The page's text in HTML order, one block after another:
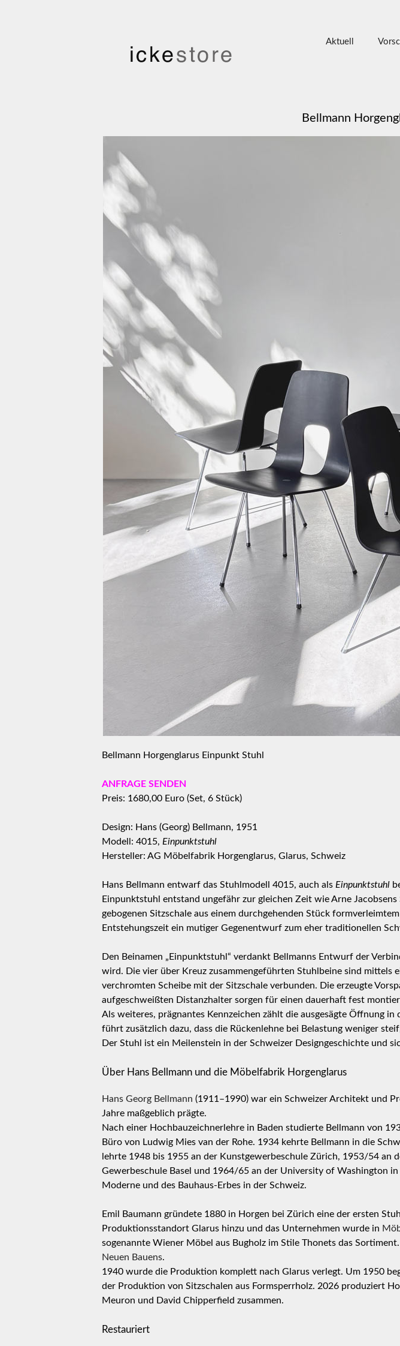
Aktuell
Bellmann
Bellmann Horgenglarus Einpunkt Stuhl
ANFRAGE SENDEN
Preis: 1680,00 Euro (Set, 6 Stück)
Design: Hans (Georg) Bellmann, 1951
Modell: 4015, Einpunktstuhl
Hersteller: AG Möbelfabrik Horgenglarus, Glarus, Schweiz
Hans Bellmann entwarf das Stuhlmodell 4015, auch als Einpunktstuhl
Einpunktstuhl entstand ungefähr zur gleichen Zeit wie Arne Jacobsens
gebogenen Sitzschale aus einem durchgehenden Stück
Entstehungszeit ein mutiger Gegenentwurf zum eher traditionellen
Den Beinamen „Einpunktstuhl“ verdankt Bellmanns Entwurf der
wird. Die vier über Kreuz zusammengeführten Stuhlbeine sind mittels
verchromten Scheibe mit der Sitzschale verbunden. Die erzeugte
aufgeschweißten Distanzhalter sorgen für einen dauerhaft fest
Als weiteres, prägnantes Kennzeichen zählt die ausgesägte Öffnung
führt zusätzlich dazu, dass die Rückenlehne bei Belastung weniger
Der Stuhl ist ein Meilenstein in der Schweizer Designgeschichte und
Über Hans Bellmann und die Möbelfabrik Horgenglarus
Hans Georg Bellmann (1911–1990) war ein Schweizer Architekt und
Jahre maßgeblich prägte.
Nach einer Hochbauzeichnerlehre in Baden studierte Bellmann von
Büro von Ludwig Mies van der Rohe. 1934 kehrte Bellmann in die
lehrte 1948 bis 1955 an der Kunstgewerbeschule Zürich, 1953/54
Gewerbeschule Basel und 1964/65 an der University of Washington
Moderne und des Bauhaus-Erbes in der Schweiz.
Emil Baumann gründete 1880 in Horgen bei Zürich eine der ersten
Produktionsstandort Glarus hinzu und das Unternehmen wurde in
sogenannte Wiener Möbel aus Bugholz im Stile Thonets das
Neuen Bauens.
1940 wurde die Produktion komplett nach Glarus verlegt. Um 1950
der Produktion von Sitzschalen aus Formsperrholz. 2026 produziert
Meuron und David Chipperfield zusammen.
Restauriert